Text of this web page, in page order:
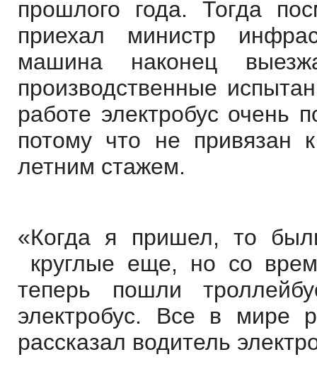
прошлого года. Тогда
приехал министр
машина наконец
производственные
работе электробус очень
потому что не привязан
летним стажем.
«Когда я пришел, то
круглые еще, но со
теперь пошли
электробус. Все в
рассказал водитель